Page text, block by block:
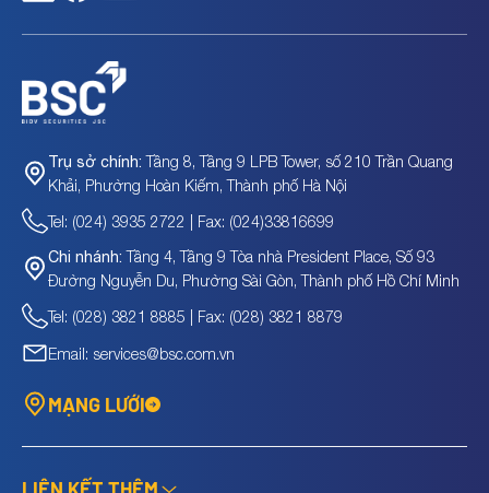
Trụ sở chính: Tầng 8, Tầng 9 LPB Tower, số 210 Trần Quang
Khải, Phường Hoàn Kiếm, Thành phố Hà Nội
Tel: (024) 3935 2722 | Fax: (024)33816699
Chi nhánh: Tầng 4, Tầng 9 Tòa nhà President Place, Số 93
Đường Nguyễn Du, Phường Sài Gòn, Thành phố Hồ Chí Minh
Tel: (028) 3821 8885 | Fax: (028) 3821 8879
Email: services@bsc.com.vn
MẠNG LƯỚI